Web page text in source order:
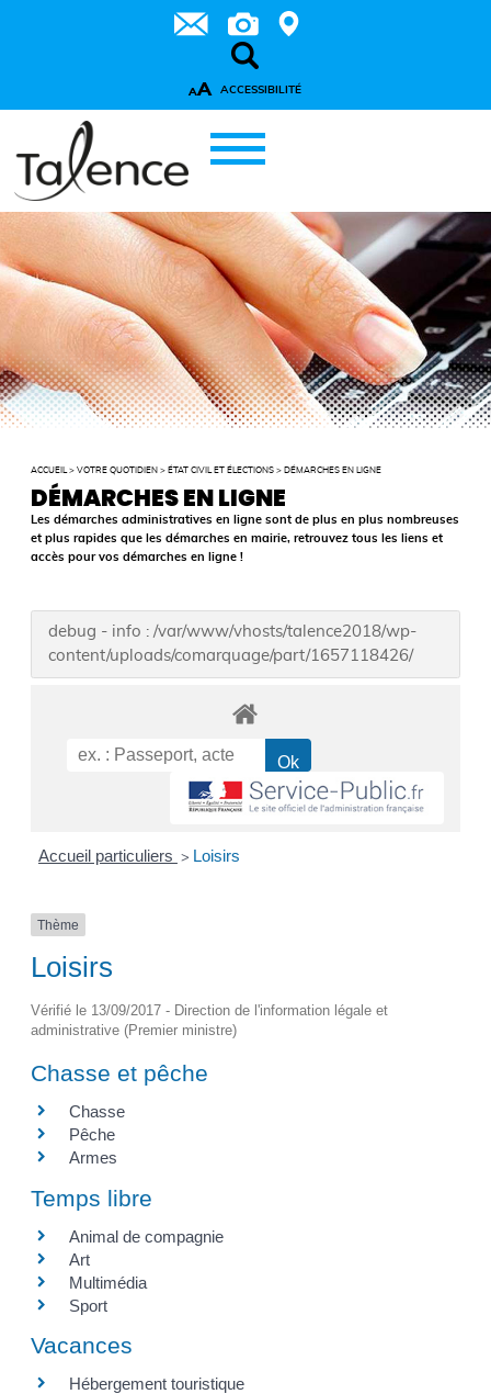
AA ACCESSIBILITÉ
ACCUEIL >VOTRE QUOTIDIEN > ÉTAT CIVIL ET ÉLECTIONS > DÉMARCHES EN LIGNE
DÉMARCHES EN LIGNE
Les démarches administratives en ligne sont de plus en plus nombreuses
et plus rapides que les démarches en mairie, retrouvez tous les liens et
accès pour vos démarches en ligne !
debug - info : /var/www/vhosts/talence2018/wp-
content/uploads/comarquage/part/1657118426/
Accueil particuliers > Loisirs
Thème
Loisirs
Vérifié le 13/09/2017 - Direction de l'information légale et
administrative (Premier ministre)
Chasse et pêche
Chasse
Pêche
Armes
Temps libre
Animal de compagnie
Art
Multimédia
Sport
Vacances
Hébergement touristique